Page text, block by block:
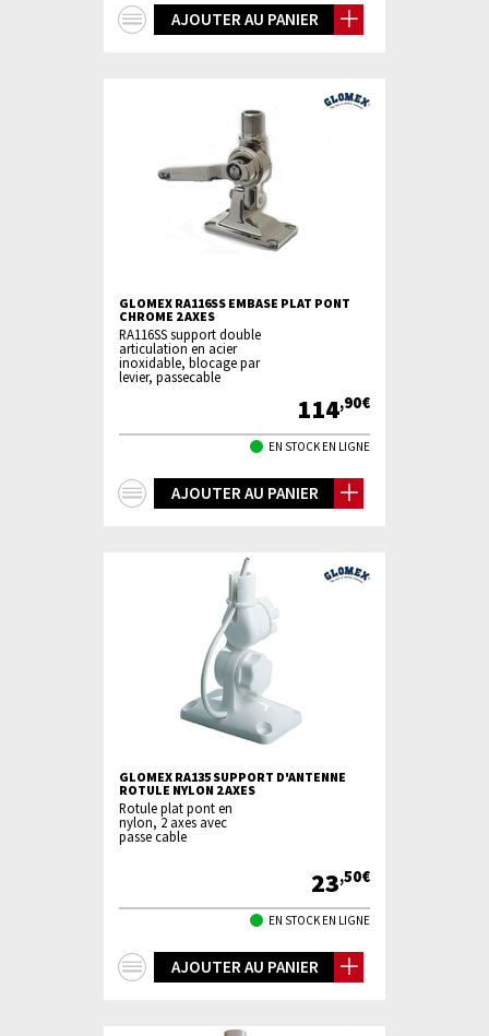
AJOUTER AU PANIER
GLOMEX RA116SS EMBASE PLAT PONT
CHROME 2 AXES
RA116SS support double
articulation en acier
inoxidable, blocage par
levier, passecable
114,90€
EN STOCK EN LIGNE
AJOUTER AU PANIER
GLOMEX RA135 SUPPORT D'ANTENNE
ROTULE NYLON 2 AXES
Rotule plat pont en
nylon, 2 axes avec
passe cable
23,50€
EN STOCK EN LIGNE
AJOUTER AU PANIER